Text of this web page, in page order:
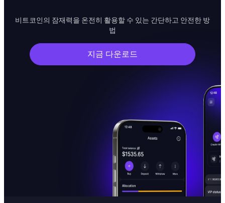
비트코인의 잠재력을 온전히 활용할 수 있는 간단하고 안전한 방
법
지금 다운로드